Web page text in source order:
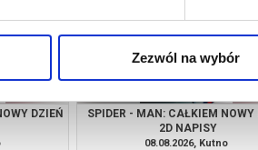
Zezwól na wybór
DZIEŃ
SPIDER - MAN: CAŁKIEM NOWY
2D NAPISY
08.08.2026, Kutno